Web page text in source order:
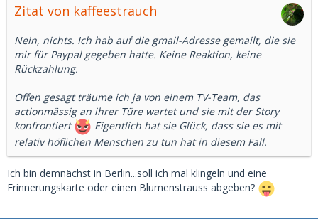
Zitat von kaffeestrauch
Nein, nichts. Ich hab auf die gmail-Adresse gemailt, die sie
mir für Paypal gegeben hatte. Keine Reaktion, keine
Rückzahlung.
Offen gesagt träume ich ja von einem TV-Team, das
actionmässig an ihrer Türe wartet und sie mit der Story
konfrontiert
Eigentlich hat sie Glück, dass sie es mit
relativ höflichen Menschen zu tun hat in diesem Fall.
Ich bin demnächst in Berlin...soll ich mal klingeln und eine
Erinnerungskarte oder einen Blumenstrauss abgeben?